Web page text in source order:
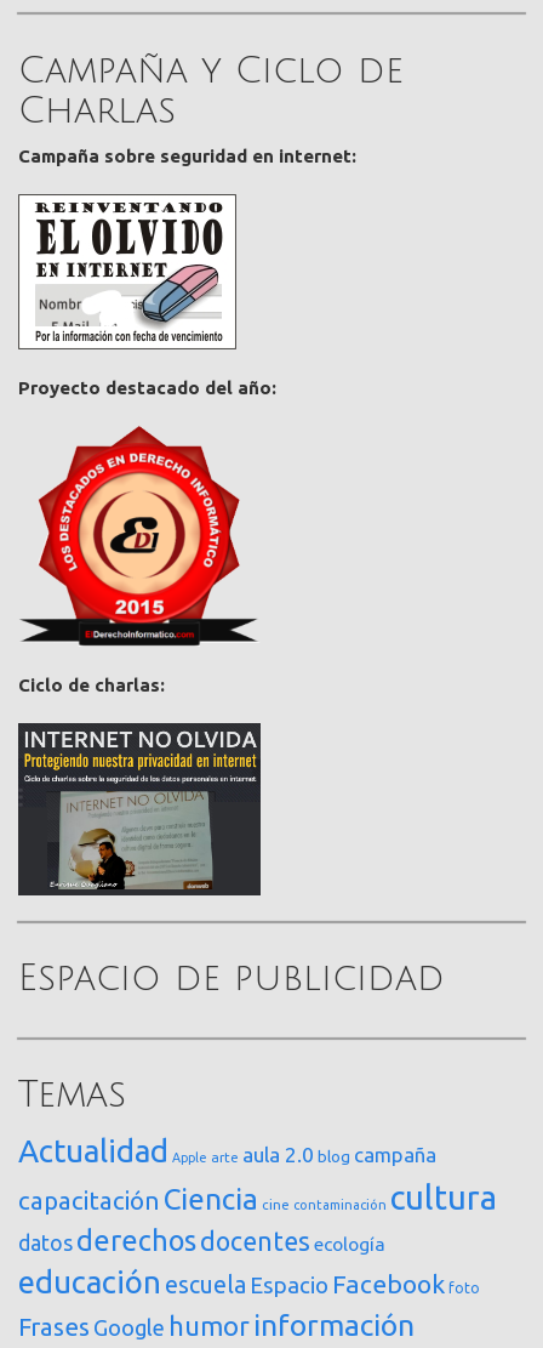
Campaña y Ciclo de
Charlas
Campaña sobre seguridad en internet:
Proyecto destacado del año:
Ciclo de charlas:
Espacio de publicidad
Temas
Actualidad Apple arte aula 2.0 blog campaña
capacitación Ciencia cine contaminación cultura
datos derechosdocentes ecología
educación escuela Espacio Facebook foto
Frases Google humor información